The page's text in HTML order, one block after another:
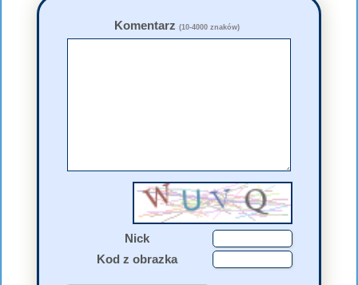
Komentarz (10-4000 znaków)
Nick
Kod z obrazka